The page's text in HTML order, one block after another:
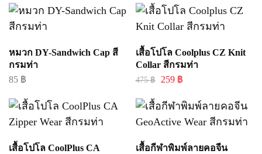
หมวก DY-Sandwich Cap สี
กรมท่า
85 ฿
เสื้อโปโล Coolplus CZ Knit
Collar สีกรมท่า
475฿ 259 ฿
เสื้อโปโล CoolPlus CA
เสื้อกีฬาพิมพ์ลายคอจีน